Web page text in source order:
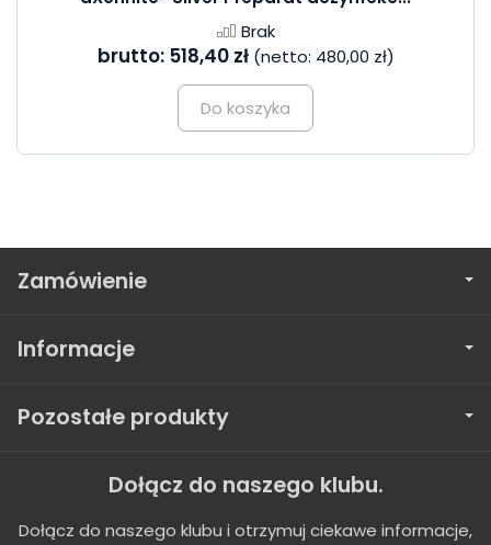
Brak
brutto: 518,40 zł (netto: 480,00 zł)
Do koszyka
Zamówienie
Informacje
Pozostałe produkty
Dołącz do naszego klubu.
Dołącz do naszego klubu i otrzymuj ciekawe informacje,